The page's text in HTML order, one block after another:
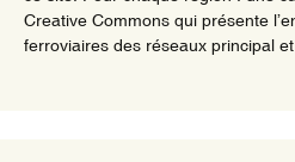
Creative Commons qui présente
ferroviaires des réseaux principal